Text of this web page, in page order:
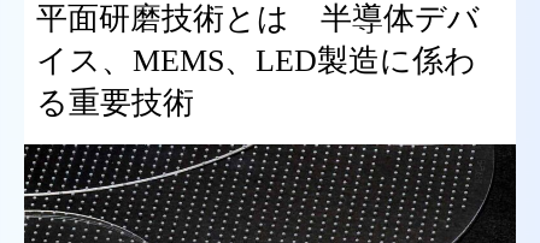
平面研磨技術とは 半導体デバ
イス、MEMS、LED製造に係わ
る重要技術